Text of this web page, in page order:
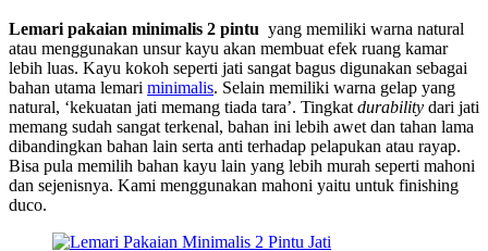
Lemari pakaian minimalis 2 pintu yang memiliki warna natural
atau menggunakan unsur kayu akan membuat efek ruang kamar
lebih luas. Kayu kokoh seperti jati sangat bagus digunakan sebagai
bahan utama lemari minimalis. Selain memiliki warna gelap yang
natural, ‘kekuatan jati memang tiada tara’. Tingkat durability dari jati
memang sudah sangat terkenal, bahan ini lebih awet dan tahan lama
dibandingkan bahan lain serta anti terhadap pelapukan atau rayap.
Bisa pula memilih bahan kayu lain yang lebih murah seperti mahoni
dan sejenisnya. Kami menggunakan mahoni yaitu untuk finishing
duco.